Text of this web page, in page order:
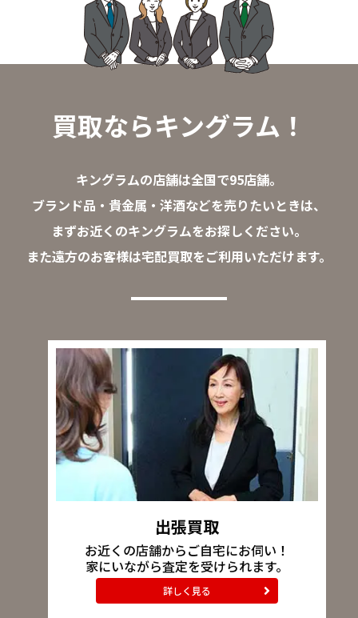
買取ならキングラム！
キングラムの店舗は全国で95店舗。
ブランド品・貴金属・洋酒などを売りたいときは、
まずお近くのキングラムをお探しください。
また遠方のお客様は宅配買取をご利用いただけます。
出張買取
お近くの店舗からご自宅にお伺い！
家にいながら査定を受けられます。
詳しく見る